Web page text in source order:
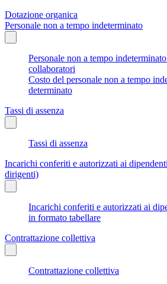
Dotazione organica
Personale non a tempo indeterminato
Personale non a tempo
collaboratori
Costo del personale non a tempo
determinato
Tassi di assenza
Tassi di assenza
Incarichi conferiti e autorizzati ai
dirigenti)
Incarichi conferiti e autorizzati ai
in formato tabellare
Contrattazione collettiva
Contrattazione collettiva